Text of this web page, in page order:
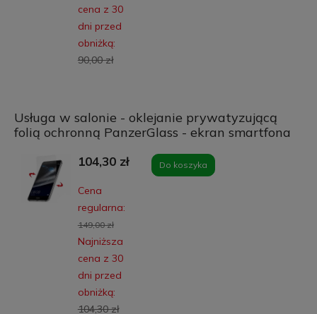
cena z 30
dni przed
obniżką:
90,00 zł
Usługa w salonie - oklejanie prywatyzującą
folią ochronną PanzerGlass - ekran smartfona
104,30 zł
Cena
regularna:
149,00 zł
Najniższa
cena z 30
dni przed
obniżką:
104,30 zł
Do koszyka